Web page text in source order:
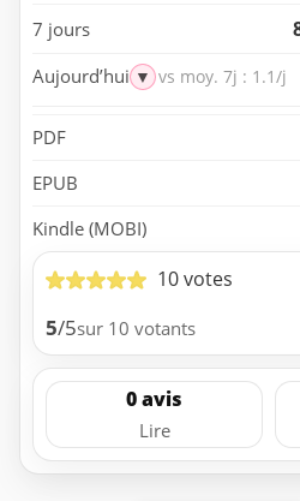
7 jours
Aujourd’hui ▼ vs moy. 7j : 1.1/j
PDF
EPUB
Kindle (MOBI)
10 votes
5/5sur 10 votants
0 avis
Lire